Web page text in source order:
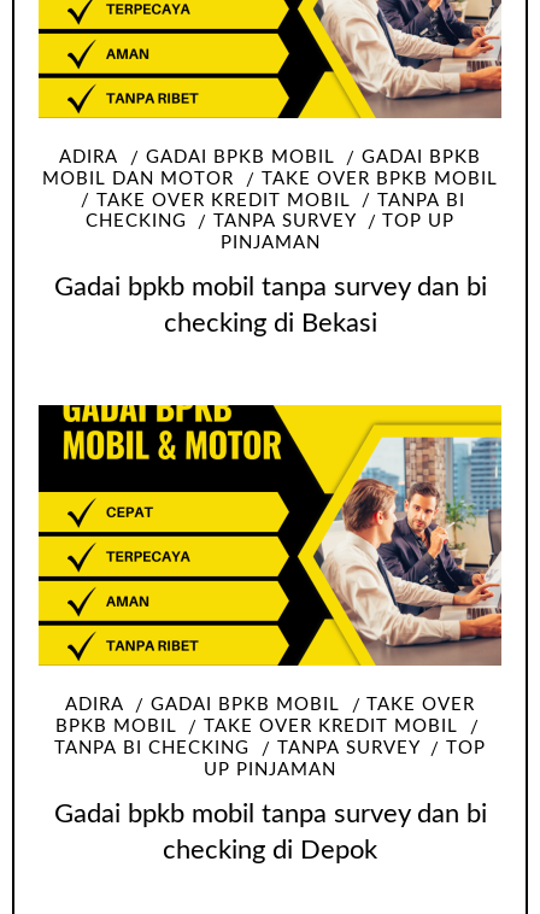
ADIRA GADAI BPKB MOBIL
GADAI BPKB
MOBIL DAN MOTOR
TAKE OVER BPKB MOBIL
TAKE OVER KREDIT MOBIL
TANPA BI
CHECKING
TANPA SURVEY
TOP UP
PINJAMAN
Gadai bpkb mobil tanpa survey dan bi
checking di Bekasi
ADIRA GADAI BPKB MOBIL
TAKE OVER
BPKB MOBIL
TAKE OVER KREDIT MOBIL
TANPA BI CHECKING
TANPA SURVEY
TOP
UP PINJAMAN
Gadai bpkb mobil tanpa survey dan bi
checking di Depok